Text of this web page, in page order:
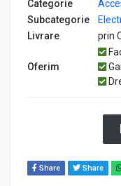
Categorie
Subcategorie
Livrare
prin
Oferim
Share Share